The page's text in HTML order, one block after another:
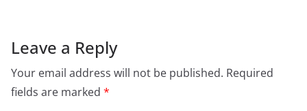
Leave a Reply
Your email address will not be published. Required
fields are marked *